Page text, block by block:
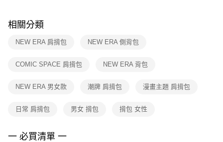
※ 交易是否成功請以「AFTEE先享後付 」之結帳頁面顯示為準，若有關於
是否繳費成功／繳費後需取消欲退款等相關疑問，請聯繫「AFTEE先享後付
客戶支援中心」https://netprotections.freshdesk.com/support/home
１．透過由恩沛科技股份有限公司提供之「AFTEE先享後付」服務完成之交
權轉讓予恩沛科技股份有限公司。
３．未成年的使用者請事先徵得法定代理人或監護人之同意方可使用
４．使用「AFTEE先享後付」時，將依據個別帳號之用戶狀況，依本公司即
相關分類
NEW ERA 肩揹包 NEW ERA 側背包
COMIC SPACE 肩揹包 NEW ERA 背包
NEW ERA 男女款 潮牌 肩揹包 漫畫主題 肩揹包
日常 肩揹包 男女 揹包 揹包 女性
一 必買清單 一